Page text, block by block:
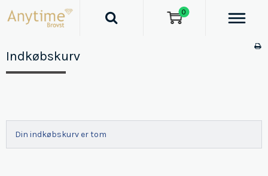
Indkøbskurv
Din indkøbskurv er tom
0